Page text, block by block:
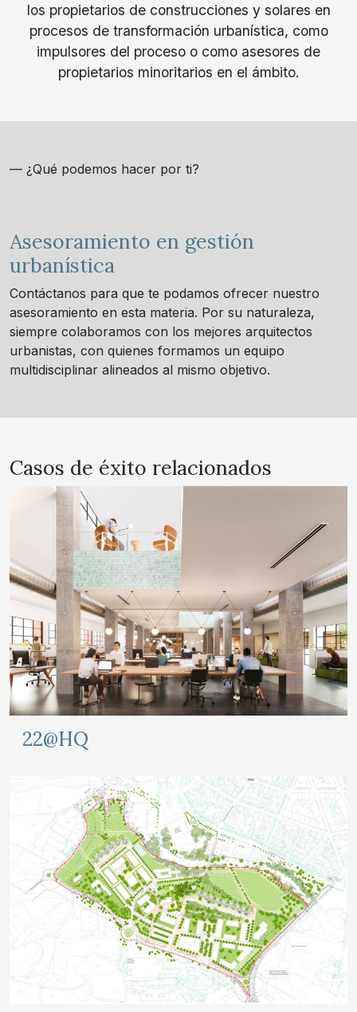
los propietarios de construcciones y solares en
procesos de transformación urbanística, como
impulsores del proceso o como asesores de
propietarios minoritarios en el ámbito.
— ¿Qué podemos hacer por ti?
Asesoramiento en gestión
urbanística
Contáctanos para que te podamos ofrecer nuestro
asesoramiento en esta materia. Por su naturaleza,
siempre colaboramos con los mejores arquitectos
urbanistas, con quienes formamos un equipo
multidisciplinar alineados al mismo objetivo.
Casos de éxito relacionados
22@HQ